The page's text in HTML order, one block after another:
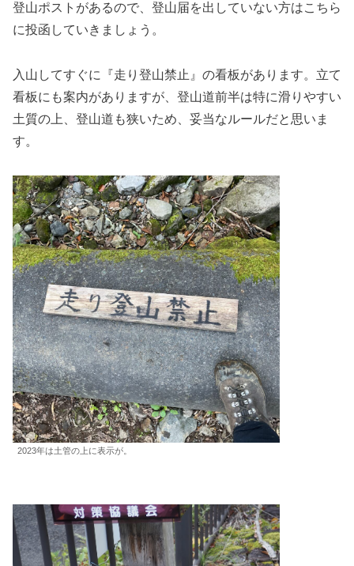
登山ポストがあるので、登山届を出していない方はこちら
に投函していきましょう。
入山してすぐに『走り登山禁止』の看板があります。立て
看板にも案内がありますが、登山道前半は特に滑りやすい
土質の上、登山道も狭いため、妥当なルールだと思いま
す。
2023年は土管の上に表示が。